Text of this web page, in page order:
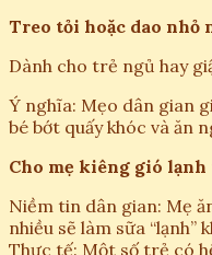
Treo tỏi hoặc dao nhỏ
Dành cho trẻ ngủ hay
Ý nghĩa: Mẹo dân gian
bé bớt quấy khóc và ăn
Cho mẹ kiêng gió lạnh
Niềm tin dân gian: Mẹ
nhiều sẽ làm sữa “lạnh”
Thực tế: Một số trẻ có